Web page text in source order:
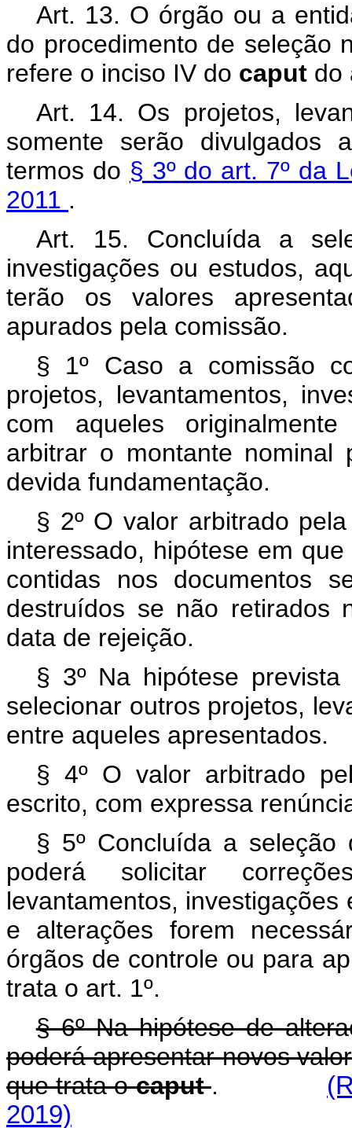
Art. 13. O órgão ou a
do procedimento de seleção
refere o inciso IV do caput do
Art. 14. Os projetos,
somente serão divulgados
termos do § 3º do art. 7º da
2011 .
Art. 15. Concluída a
investigações ou estudos,
terão os valores
apurados pela comissão.
§ 1º Caso a comissão
projetos, levantamentos,
com aqueles
arbitrar o montante nominal
devida fundamentação.
§ 2º O valor arbitrado
interessado, hipótese em
contidas nos documentos
destruídos se não retirados
data de rejeição.
§ 3º Na hipótese
selecionar outros projetos,
entre aqueles apresentados.
§ 4º O valor arbitrado
escrito, com expressa
§ 5º Concluída a
poderá solicitar
levantamentos,
e alterações forem
órgãos de controle ou para
trata o art. 1º.
§ 6º Na hipótese de
poderá apresentar novos
que trata ocaput.
2019)